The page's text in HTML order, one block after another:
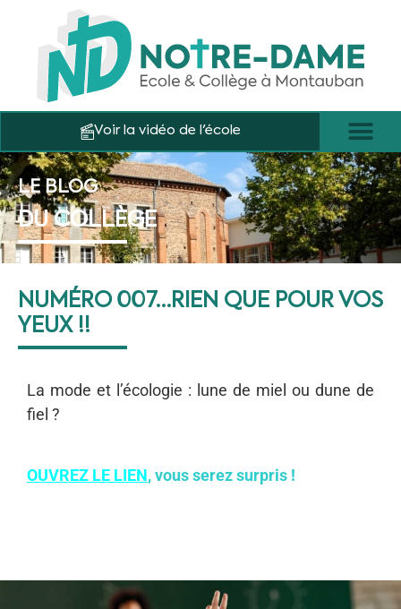
Voir la vidéo de l'école
LE BLOG
DU COLLÈGE
NUMÉRO 007…RIEN QUE POUR VOS
YEUX !!
La mode et l’écologie : lune de miel ou dune de
fiel ?
OUVREZ LE LIEN, vous serez surpris !